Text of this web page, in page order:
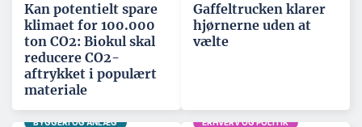
Kan potentielt spare
klimaet for 100.000
ton CO2: Biokul skal
reducere CO2-
aftrykket i populært
materiale
Gaffeltrucken klarer
hjørnerne uden at
vælte
BYGGERI OG ANLÆG ERHVERV OG POLITIK